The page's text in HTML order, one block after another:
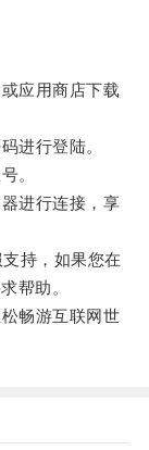
应用商店下载
进行登陆。
。
进行连接，享
持，如果您在
帮助。
畅游互联网世